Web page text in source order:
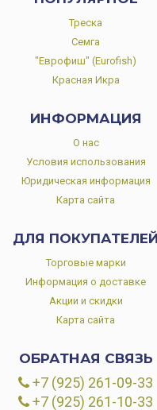
Треска
Семга
"Еврофиш" (Eurofish)
Красная Икра
ИНФОРМАЦИЯ
О нас
Условия использования
Юридическая информация
Карта сайта
ДЛЯ ПОКУПАТЕЛЕЙ
Торговые марки
Информация о доставке
Акции и скидки
Карта сайта
ОБРАТНАЯ СВЯЗЬ
+7 (925) 261-09-33
+7 (925) 261-10-33